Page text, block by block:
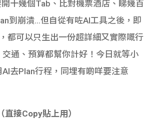
貸款
計數
機
理財
Gui
de
貸款
十幾個Tab、比對機票酒店、睇幾百
到崩潰…但自從有咗AI工具之後，即
都可以只生出一份超詳細又實際嘅行
通、預算都幫你計好！今日就等小
去Plan行程，同埋有啲咩要注意
直接Copy貼上用）